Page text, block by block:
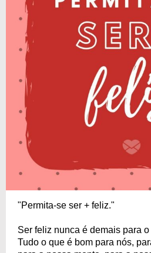
"Permita-se ser + feliz."
Ser feliz nunca é demais para
Tudo o que é bom para nós,